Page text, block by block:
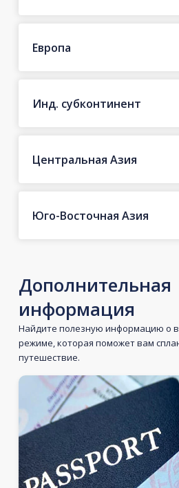
Европа
Инд. субконтинент
Центральная Азия
Юго-Восточная Азия
Дополнительная
информация
Найдите полезную информацию о
режиме, которая поможет вам
путешествие.